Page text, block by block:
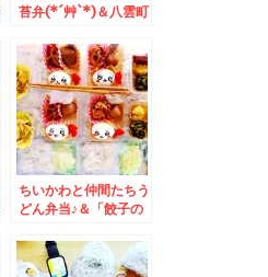
苔弁(*´艸`*)＆八雲町
んの「八雲和牛ステー
キ丼」もちろん「サー
ロインステーキ丼」(*
´艸`*)とろける美味～
ちいかわと仲間たちう
どん弁当♪＆「餃子の
セット」＆「野菜炒
め」(*´艸`*)